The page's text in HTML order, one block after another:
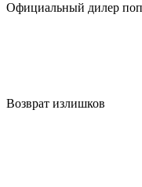
Официальный дилер
Возврат излишков